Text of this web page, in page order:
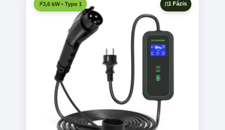
3,6 kW • Type 1 1 Fázis